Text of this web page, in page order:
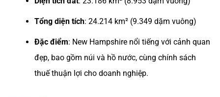
Tổng diện tích: 24.214 km² (9.349 dặm vuông)
Đặc điểm: New Hampshire nổi tiếng với cảnh quan
đẹp, bao gồm núi và hồ nước, cùng chính sách
thuế thuận lợi cho doanh nghiệp.